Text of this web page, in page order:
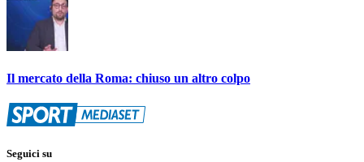
Il mercato della Roma: chiuso un altro colpo
Seguici su